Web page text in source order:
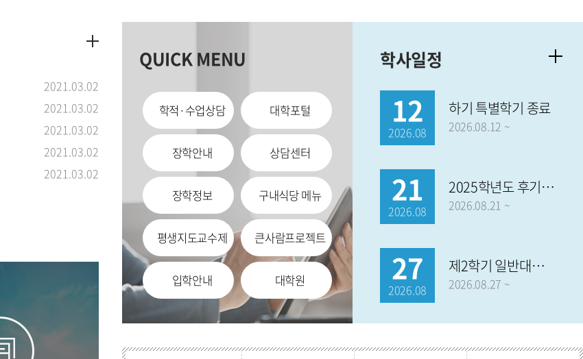
2021.03.02
2021.03.02
2021.03.02
2021.03.02
2021.03.02
QUICK MENU
학적·수업상담 대학포털
장학안내 상담센터
장학정보 구내식당 메뉴
평생지도교수제 큰사람프로젝트
입학안내 대학원
학사일정
12
2026.08
하기 특별학기 종료
2026.08.12 ~
21
2026.08
2025학년도 후기 학위수여식
2026.08.21 ~
27
2026.08
제2학기 일반대학원 외국어시험
2026.08.27 ~
31 제1학기 종료, 하기휴가 종료